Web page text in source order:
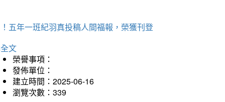
五年一班紀羽真投稿人間福報，榮獲刊登
文
榮譽事項：
發佈單位：
建立時間：2025-06-16
瀏覽次數：339